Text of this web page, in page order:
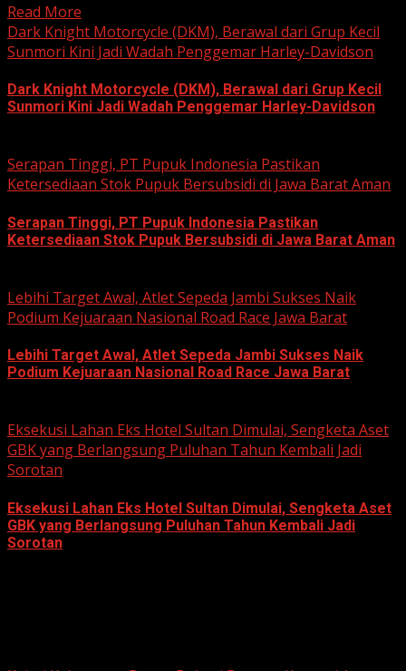
Read More
Dark Knight Motorcycle (DKM), Berawal dari Grup Kecil
Sunmori Kini Jadi Wadah Penggemar Harley-Davidson
Dark Knight Motorcycle (DKM), Berawal dari Grup Kecil
Sunmori Kini Jadi Wadah Penggemar Harley-Davidson
Serapan Tinggi, PT Pupuk Indonesia Pastikan
Ketersediaan Stok Pupuk Bersubsidi di Jawa Barat Aman
Serapan Tinggi, PT Pupuk Indonesia Pastikan
Ketersediaan Stok Pupuk Bersubsidi di Jawa Barat Aman
Lebihi Target Awal, Atlet Sepeda Jambi Sukses Naik
Podium Kejuaraan Nasional Road Race Jawa Barat
Lebihi Target Awal, Atlet Sepeda Jambi Sukses Naik
Podium Kejuaraan Nasional Road Race Jawa Barat
Eksekusi Lahan Eks Hotel Sultan Dimulai, Sengketa Aset
GBK yang Berlangsung Puluhan Tahun Kembali Jadi
Sorotan
Eksekusi Lahan Eks Hotel Sultan Dimulai, Sengketa Aset
GBK yang Berlangsung Puluhan Tahun Kembali Jadi
Sorotan